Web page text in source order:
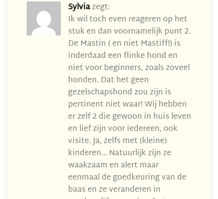
Sylviazegt:
Ik wil toch even reageren op het
stuk en dan voornamelijk punt 2.
De Mastin ( en niet Mastiff!) is
inderdaad een flinke hond en
niet voor beginners, zoals zoveel
honden. Dat het geen
gezelschapshond zou zijn is
pertinent niet waar! Wij hebben
er zelf 2 die gewoon in huis leven
en lief zijn voor iedereen, ook
visite. Ja, zelfs met (kleine)
kinderen… Natuurlijk zijn ze
waakzaam en alert maar
eenmaal de goedkeuring van de
baas en ze veranderen in